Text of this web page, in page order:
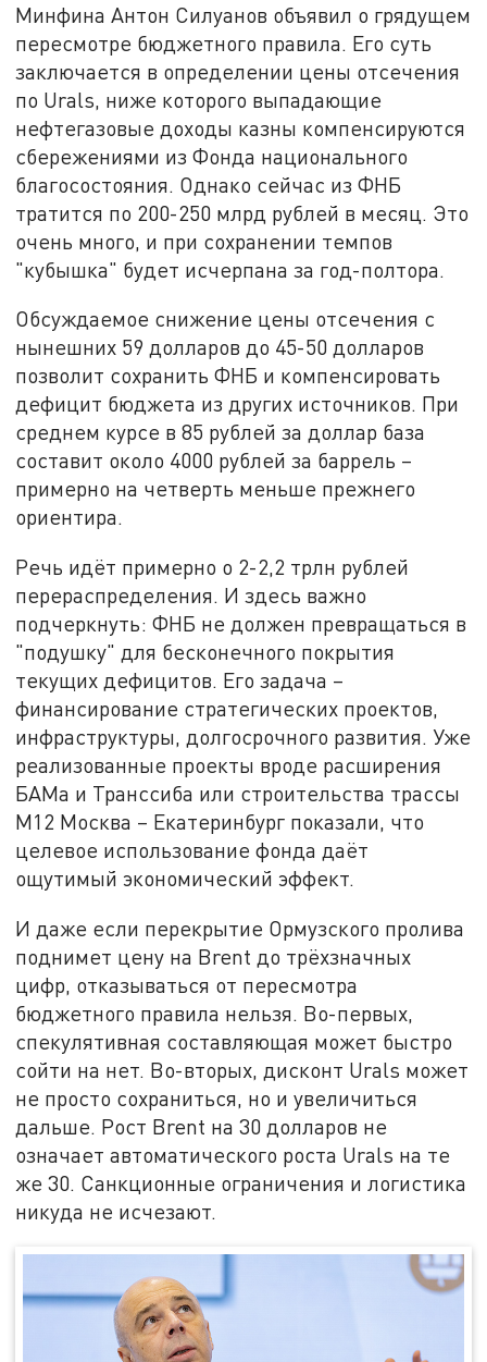
Минфина Антон Силуанов объявил о грядущем
пересмотре бюджетного правила. Его суть
заключается в определении цены отсечения
по Urals, ниже которого выпадающие
нефтегазовые доходы казны компенсируются
сбережениями из Фонда национального
благосостояния. Однако сейчас из ФНБ
тратится по 200-250 млрд рублей в месяц. Это
очень много, и при сохранении темпов
"кубышка" будет исчерпана за год-полтора.
Обсуждаемое снижение цены отсечения с
нынешних 59 долларов до 45-50 долларов
позволит сохранить ФНБ и компенсировать
дефицит бюджета из других источников. При
среднем курсе в 85 рублей за доллар база
составит около 4000 рублей за баррель –
примерно на четверть меньше прежнего
ориентира.
Речь идёт примерно о 2-2,2 трлн рублей
перераспределения. И здесь важно
подчеркнуть: ФНБ не должен превращаться в
"подушку" для бесконечного покрытия
текущих дефицитов. Его задача –
финансирование стратегических проектов,
инфраструктуры, долгосрочного развития. Уже
реализованные проекты вроде расширения
БАМа и Транссиба или строительства трассы
М12 Москва – Екатеринбург показали, что
целевое использование фонда даёт
ощутимый экономический эффект.
И даже если перекрытие Ормузского пролива
поднимет цену на Brent до трёхзначных
цифр, отказываться от пересмотра
бюджетного правила нельзя. Во-первых,
спекулятивная составляющая может быстро
сойти на нет. Во-вторых, дисконт Urals может
не просто сохраниться, но и увеличиться
дальше. Рост Brent на 30 долларов не
означает автоматического роста Urals на те
же 30. Санкционные ограничения и логистика
никуда не исчезают.